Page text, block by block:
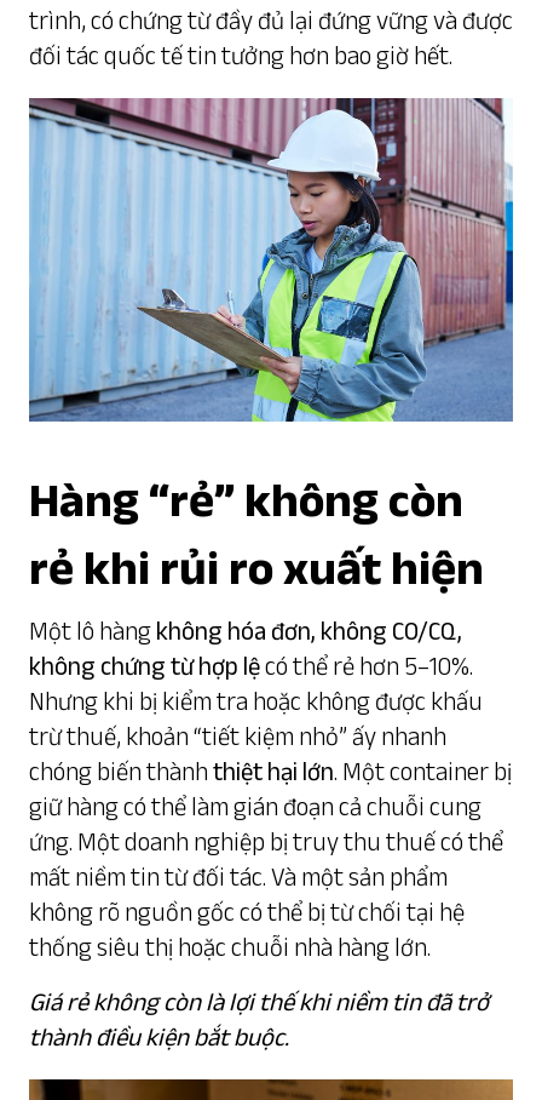
trình, có chứng từ đầy đủ lại đứng vững và được
đối tác quốc tế tin tưởng hơn bao giờ hết.
Hàng “rẻ” không còn
rẻ khi rủi ro xuất hiện
Một lô hàng không hóa đơn, không CO/CQ,
không chứng từ hợp lệcó thể rẻ hơn 5–10%.
Nhưng khi bị kiểm tra hoặc không được khấu
trừ thuế, khoản “tiết kiệm nhỏ” ấy nhanh
chóng biến thành thiệt hại lớn. Một container bị
giữ hàng có thể làm gián đoạn cả chuỗi cung
ứng. Một doanh nghiệp bị truy thu thuế có thể
mất niềm tin từ đối tác. Và một sản phẩm
không rõ nguồn gốc có thể bị từ chối tại hệ
thống siêu thị hoặc chuỗi nhà hàng lớn.
Giá rẻ không còn là lợi thế khi niềm tin đã trở
thành điều kiện bắt buộc.